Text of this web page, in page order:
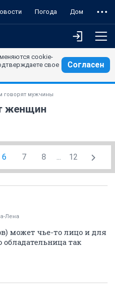
Погода Дом
cookie-
свое
Согласен
говорят мужчины
женщин
6 7 8 ... 12
Лена
может чье-то лицо и для
обладательница так